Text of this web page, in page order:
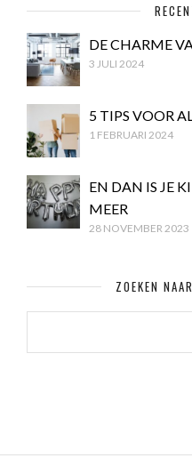
DE CHARME
3 JULI 2024
5 TIPS VOOR
1 FEBRUARI 2024
EN DAN IS JE
MEER
28 NOVEMBER 2023
ZOEKEN
ZOEKEN